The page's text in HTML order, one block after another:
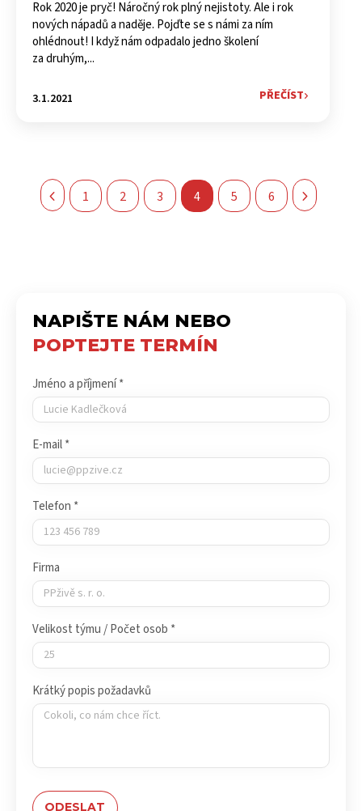
Rok 2020 je pryč! Náročný rok plný nejistoty. Ale i rok
nových nápadů a naděje. Pojďte se s námi za ním
ohlédnout! I když nám odpadalo jedno školení
za druhým,...
3.1.2021 PŘEČÍST
 1 2 3 4 5 6 
NAPIŠTE NÁM NEBO
POPTEJTE TERMÍN
Jméno a příjmení *
E-mail *
Telefon *
Firma
Velikost týmu / Počet osob *
Krátký popis požadavků